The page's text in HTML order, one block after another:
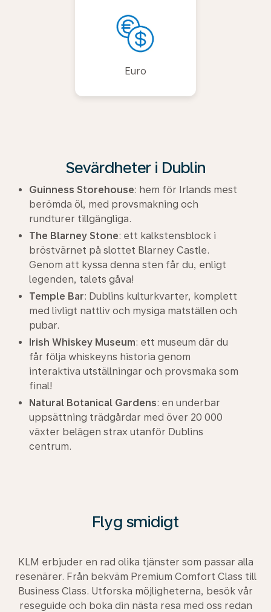
Euro
Sevärdheter i Dublin
Guinness Storehouse: hem för Irlands mest
berömda öl, med provsmakning och
rundturer tillgängliga.
The Blarney Stone: ett kalkstensblock i
bröstvärnet på slottet Blarney Castle.
Genom att kyssa denna sten får du, enligt
legenden, talets gåva!
Temple Bar: Dublins kulturkvarter, komplett
med livligt nattliv och mysiga matställen och
pubar.
Irish Whiskey Museum: ett museum där du
får följa whiskeyns historia genom
interaktiva utställningar och provsmaka som
final!
Natural Botanical Gardens: en underbar
uppsättning trädgårdar med över 20 000
växter belägen strax utanför Dublins
centrum.
Flyg smidigt
KLM erbjuder en rad olika tjänster som passar alla
resenärer. Från bekväm Premium Comfort Class till
Business Class. Utforska möjligheterna, besök vår
reseguide och boka din nästa resa med oss redan